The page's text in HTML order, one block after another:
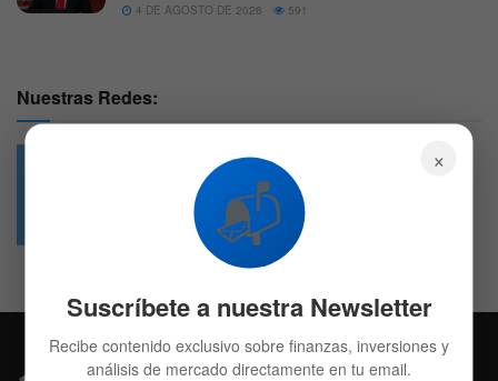
4 DE AGOSTO DE 2026 591
Nuestras Redes:
4.7k
Followers
×
📬
Suscríbete a nuestra Newsletter
Recibe contenido exclusivo sobre finanzas, inversiones y
análisis de mercado directamente en tu email.